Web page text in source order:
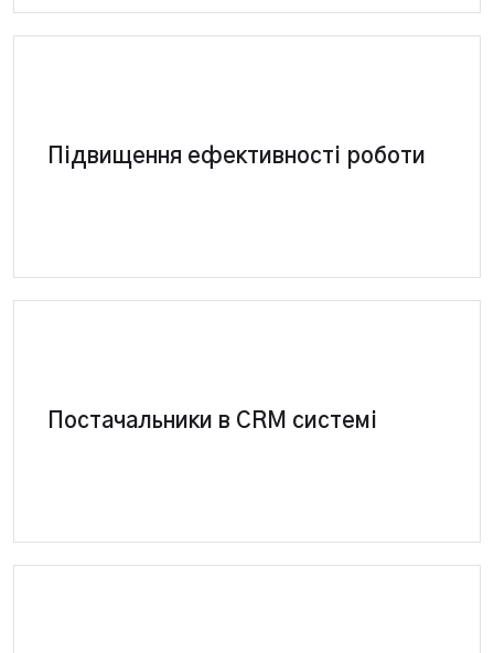
Підвищення ефективності роботи
менджерів СТО на 30% мінімум за рахунок
Постачальники в CRM системі
закупівлями в CRM. Автоматичне надсилання